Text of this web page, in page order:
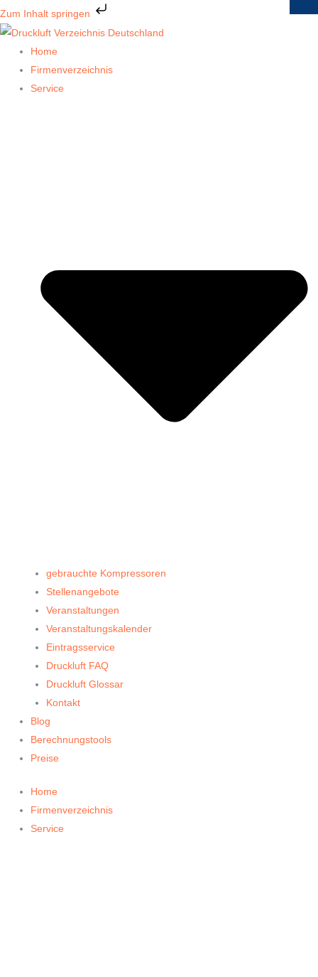
Zum Inhalt springen
Zum
Inhalt
springen
Home
Firmenverzeichnis
Service
gebrauchte Kompressoren
Stellenangebote
Veranstaltungen
Veranstaltungskalender
Eintragsservice
Druckluft FAQ
Druckluft Glossar
Kontakt
Blog
Berechnungstools
Preise
Home
Firmenverzeichnis
Service